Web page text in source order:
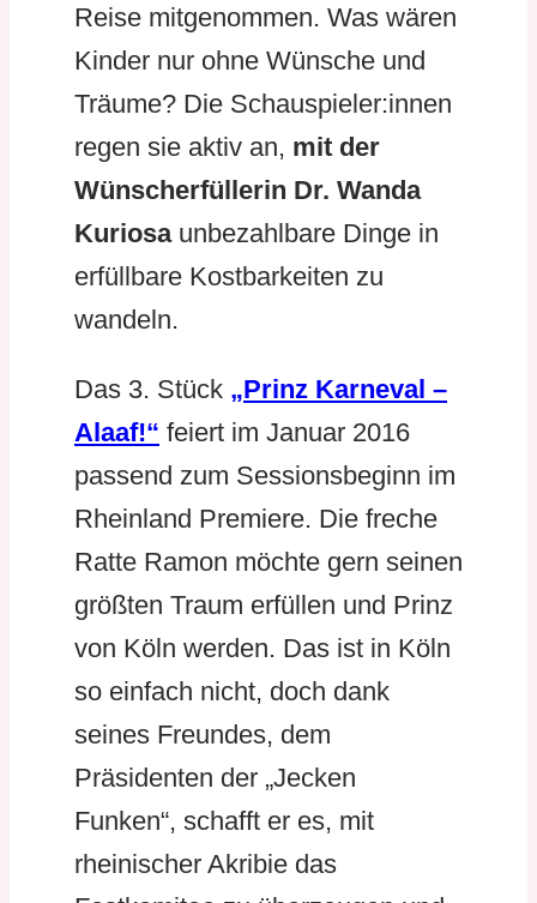
Reise mitgenommen. Was wären
Kinder nur ohne Wünsche und
Träume? Die Schauspieler:innen
regen sie aktiv an, mit der
Wünscherfüllerin Dr. Wanda
Kuriosaunbezahlbare Dinge in
erfüllbare Kostbarkeiten zu
wandeln.
Das 3. Stück „Prinz Karneval –
Alaaf!“ feiert im Januar 2016
passend zum Sessionsbeginn im
Rheinland Premiere. Die freche
Ratte Ramon möchte gern seinen
größten Traum erfüllen und Prinz
von Köln werden. Das ist in Köln
so einfach nicht, doch dank
seines Freundes, dem
Präsidenten der „Jecken
Funken“, schafft er es, mit
rheinischer Akribie das